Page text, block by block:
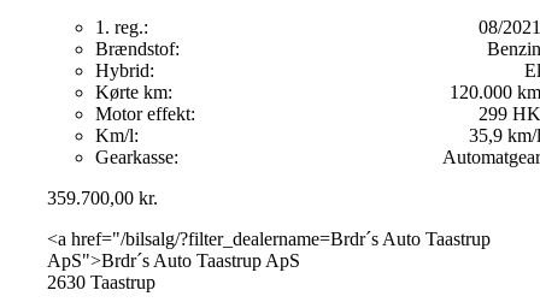
1. reg.:
08/2021
Brændstof:
Benzin
Hybrid:
El
Kørte km:
120.000 km
Motor effekt:
299 HK
Km/l:
35,9 km/l
Gearkasse:
Automatgear
359.700,00kr.
<a href="/bilsalg/?filter_dealername=Brdr´s Auto Taastrup
ApS">Brdr´s Auto Taastrup ApS
2630 Taastrup